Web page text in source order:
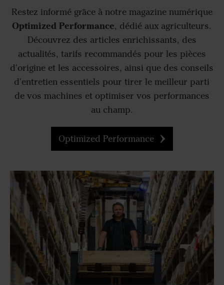
Restez informé grâce à notre magazine numérique
Optimized Performance, dédié aux agriculteurs.
Découvrez des articles enrichissants, des
actualités, tarifs recommandés pour les pièces
d'origine et les accessoires, ainsi que des conseils
d'entretien essentiels pour tirer le meilleur parti
de vos machines et optimiser vos performances
au champ.
Optimized Performance